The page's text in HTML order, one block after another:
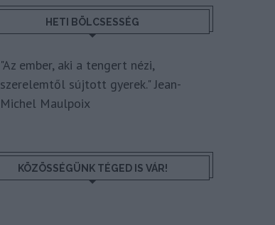
HETI BÖLCSESSÉG
"Az ember, aki a tengert nézi,
szerelemtől sújtott gyerek." Jean-
Michel Maulpoix
KÖZÖSSÉGÜNK TÉGED IS VÁR!